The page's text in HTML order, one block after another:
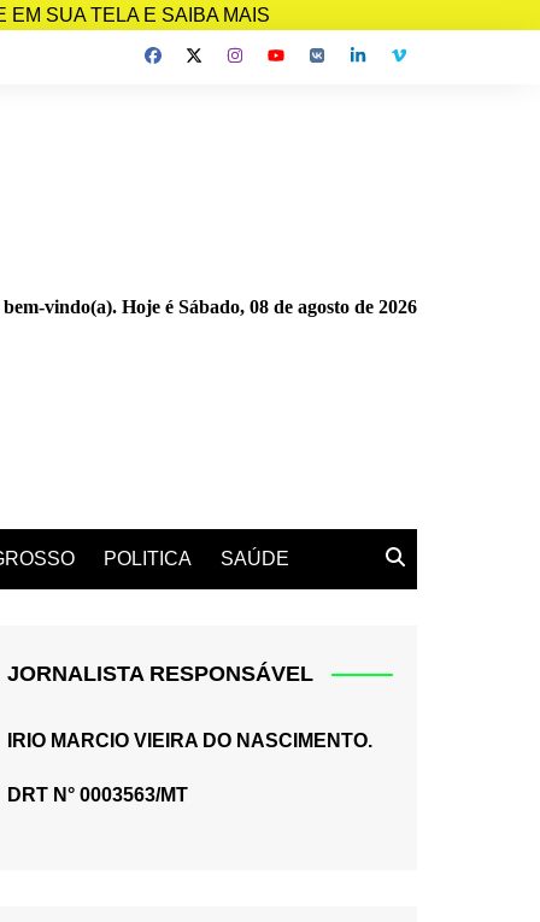
SUA TELA E SAIBA MAIS
bem-vindo(a). Hoje é Sábado, 08 de agosto de 2026
POLITICA SAÚDE
JORNALISTA RESPONSÁVEL
IRIO MARCIO VIEIRA DO NASCIMENTO.
DRT N° 0003563/MT